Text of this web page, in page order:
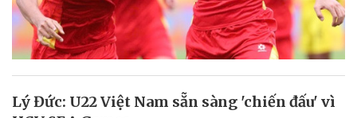
Lý Đức: U22 Việt Nam sẵn sàng 'chiến đấu' vì